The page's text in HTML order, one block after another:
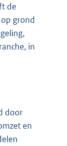
de
grond
in
door
en